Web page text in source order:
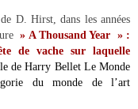
dans les années
» A Thousand Year » :
de vache sur laquelle
de Harry Bellet Le Monde
du monde de l’art